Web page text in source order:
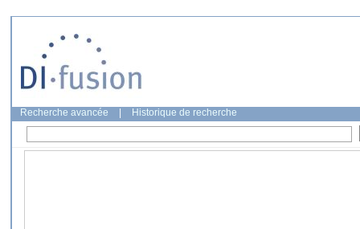
Recherche avancée Historique de recherche